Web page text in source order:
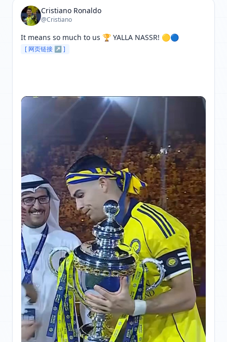
Cristiano Ronaldo
@Cristiano
It means so much to us 🏆 YALLA NASSR! 🟡🔵
[ 网页链接 ↗ ]